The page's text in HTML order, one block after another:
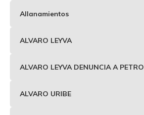
Allanamientos
ALVARO LEYVA
ALVARO LEYVA DENUNCIA A PETRO
ALVARO URIBE